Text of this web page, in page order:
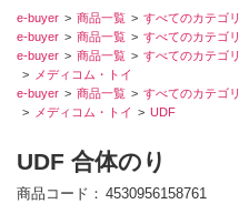
e-buyer 商品一覧 すべてのカテゴリ
e-buyer
商品一覧 すべてのカテゴリ
e-buyer
商品一覧 すべてのカテゴリ
メディコム・トイ
e-buyer
商品一覧 すべてのカテゴリ
メディコム・トイ
UDF
UDF 合体のり
商品コード
4530956158761